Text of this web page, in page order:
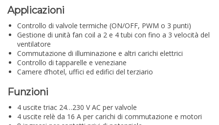
Applicazioni
Controllo di valvole termiche (ON/OFF, PWM o 3 punti)
Gestione di unità fan coil a 2 e 4 tubi con fino a 3 velocità del
ventilatore
Commutazione di illuminazione e altri carichi elettrici
Controllo di tapparelle e veneziane
Camere d’hotel, uffici ed edifici del terziario
Funzioni
4 uscite triac 24…230 V AC per valvole
4 uscite relè da 16 A per carichi di commutazione e motori